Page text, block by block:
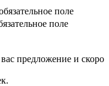
поле
поле
предложение и скоро